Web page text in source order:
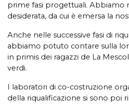
prime fasi progettuali. Abbiamo
desiderata, da cui è emersa la
Anche nelle successive fasi di
abbiamo potuto contare sulla
in primis dei ragazzi de La
verdi.
I laboratori di co-costruzione
della riqualificazione si sono poi